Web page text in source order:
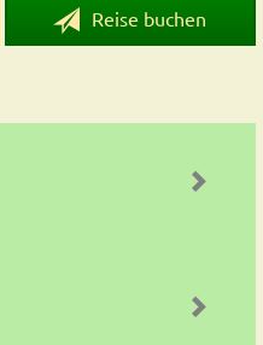
Reise buchen